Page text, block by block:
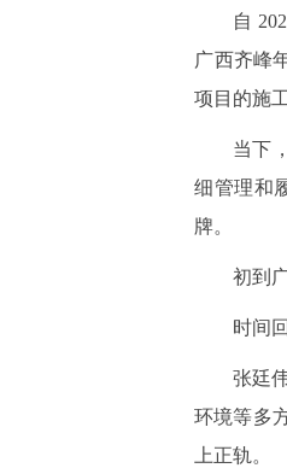
自
广西齐峰
项目的施工
当下
细管理和
牌。
初到
时间
张廷
环境等多
上正轨。